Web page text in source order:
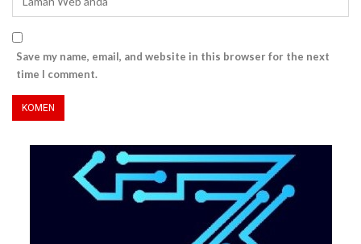
Save my name, email, and website in this browser for the next
time I comment.